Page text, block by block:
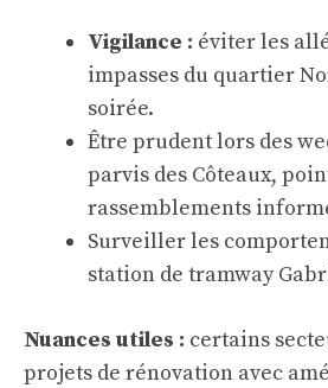
Vigilance : éviter les
impasses du quartier
soirée.
Être prudent lors des
parvis des Côteaux,
rassemblements
Surveiller les
station de tramway
Nuances utiles : certains
projets de rénovation avec